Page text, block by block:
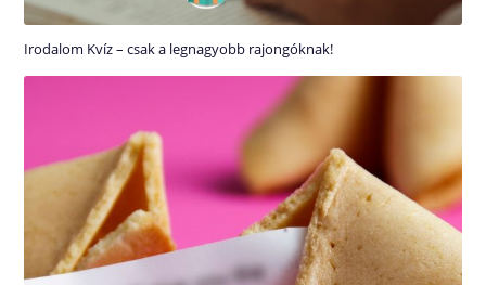
Irodalom Kvíz – csak a legnagyobb rajongóknak!